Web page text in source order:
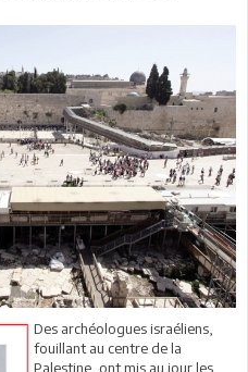
Des archéologues israéliens,
fouillant au centre de la
Palestine, ont mis au jour les